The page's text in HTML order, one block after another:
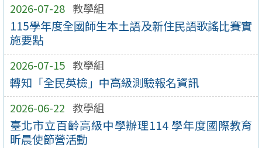
2026-07-28 教學組
115學年度全國師生本土語及新住民語歌謠比賽實
施要點
2026-07-15 教學組
轉知「全民英檢」中高級測驗報名資訊
2026-06-22 教學組
臺北市立百齡高級中學辦理114 學年度國際教育
昕晨使節營活動